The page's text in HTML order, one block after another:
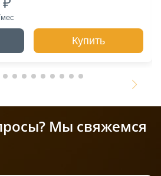
Купить
Мы свяжемся